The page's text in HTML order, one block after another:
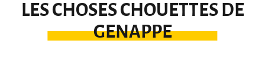
LES CHOSES CHOUETTES DE
GENAPPE